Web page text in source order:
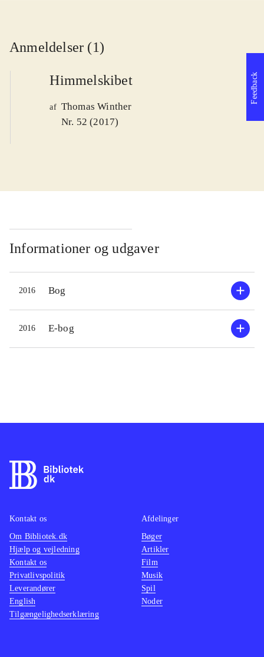
Anmeldelser (1)
Himmelskibet
af Thomas Winther
Nr. 52 (2017)
Informationer og udgaver
2016 Bog
2016 E-bog
Feedback
Kontakt os
Om Bibliotek.dk
Hjælp og vejledning
Kontakt os
Privatlivspolitik
Leverandører
English
Tilgængelighedserklæring
Afdelinger
Bøger
Artikler
Film
Musik
Spil
Noder